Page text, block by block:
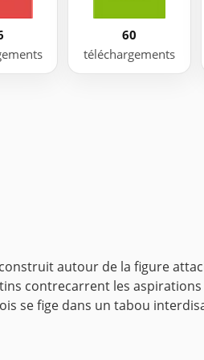
60
téléchargements
autour de la figure
contrecarrent les
se fige dans un tabou